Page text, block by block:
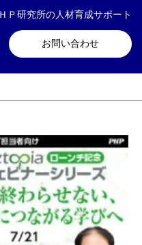
Ｐ研究所の人材育成サポート
お問い合わせ
登録